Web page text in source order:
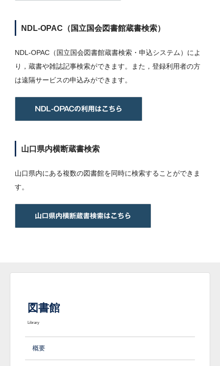
NDL-OPAC（ 国立国会図書館蔵書検索）
NDL-OPAC（国立国会図書館蔵書検索・申込システム）によ
り，蔵書や雑誌記事検索ができます。また，登録利用者の方
は遠隔サービスの申込みができます。
NDL-OPACの利用はこちら
山口県内横断蔵書検索
山口県内にある複数の図書館を同時に検索することができま
す。
山口県内横断蔵書検索はこちら
図書館
Library
概要